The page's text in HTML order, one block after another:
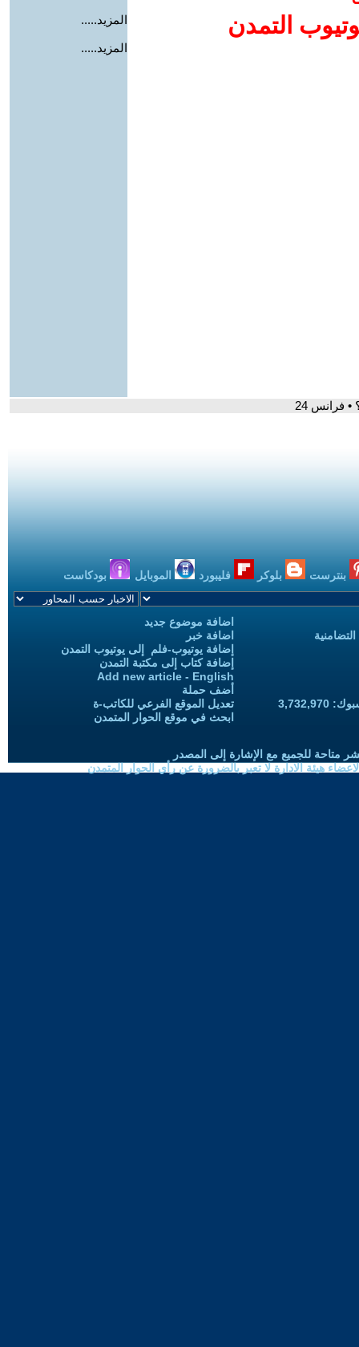
التمدن
المزيد.....
المزيد.....
فرانس 24
بنترست بلوكر فليبورد الموبايل بودكاست
اضافة موضوع جديد
اضافة خبر
إضافة يوتيوب-فلم إلى يوتيوب التمدن
إضافة كتاب إلى مكتبة التمدن
Add new article - English
أضف حملة
تعديل الموقع الفرعي للكاتب-ة
ابحث في موقع الحوار المتمدن
متاحة للجميع مع الإشارة إلى المصدر
هيئة الادارة لا تعبر بالضرورة عن رأي الحوار المتمدن